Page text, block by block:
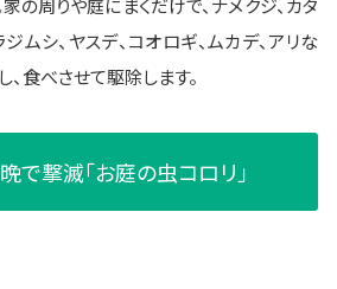
家の周りや庭にまくだけで、ナメクジ、カタ
ジムシ、ヤスデ、コオロギ、ムカデ、アリな
食べさせて駆除します。
で撃滅「お庭の虫コロリ」